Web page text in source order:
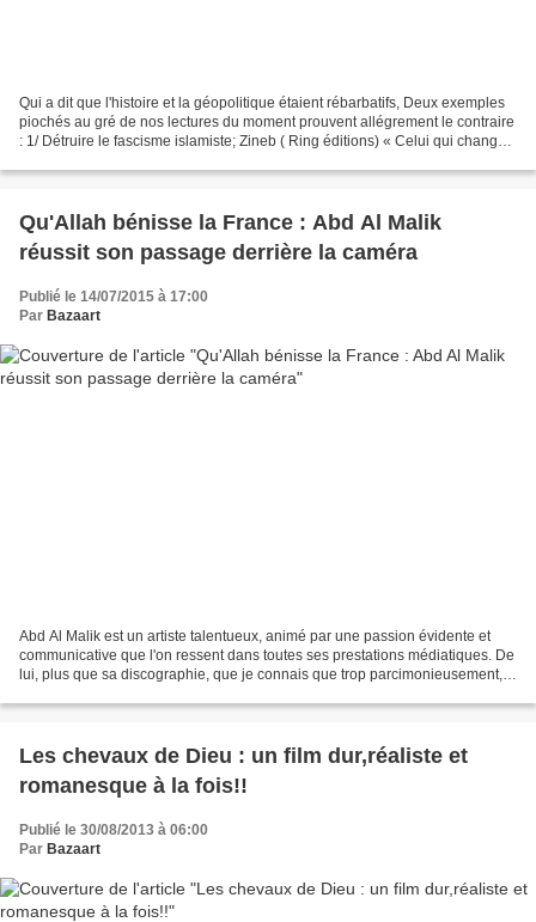
Qui a dit que l'histoire et la géopolitique étaient rébarbatifs, Deux exemples
piochés au gré de nos lectures du moment prouvent allégrement le contraire
: 1/ Détruire le fascisme islamiste; Zineb ( Ring éditions) « Celui qui change
Qu'Allah bénisse la France : Abd Al Malik
réussit son passage derrière la caméra
Publié le 14/07/2015 à 17:00
Par Bazaart
Abd Al Malik est un artiste talentueux, animé par une passion évidente et
communicative que l'on ressent dans toutes ses prestations médiatiques. De
lui, plus que sa discographie, que je connais que trop parcimonieusement,
Les chevaux de Dieu : un film dur,réaliste et
romanesque à la fois!!
Publié le 30/08/2013 à 06:00
Par Bazaart